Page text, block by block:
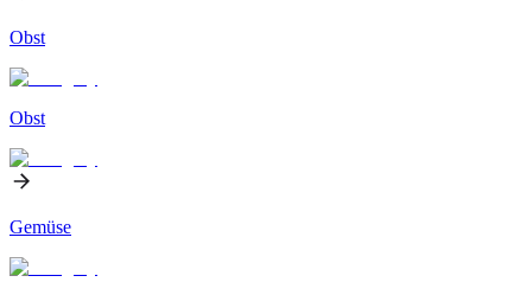
Obst
Obst
Gemüse